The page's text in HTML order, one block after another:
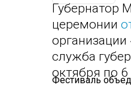
Губернатор
церемонии
служба
октября по
Фестиваль